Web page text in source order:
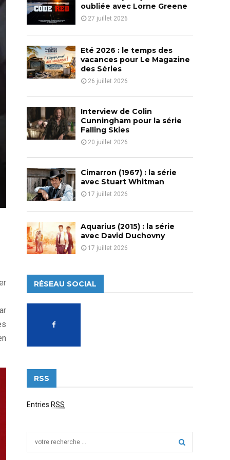
o
r
:
C
H
oubliée avec Lorne Greene
27 juillet 2026
Eté 2026 : le temps des
vacances pour Le Magazine
des Séries
26 juillet 2026
Interview de Colin
Cunningham pour la série
Falling Skies
20 juillet 2026
Cimarron (1967) : la série
avec Stuart Whitman
17 juillet 2026
Aquarius (2015) : la série
avec David Duchovny
17 juillet 2026
RÉSEAU SOCIAL
RSS
Entries RSS